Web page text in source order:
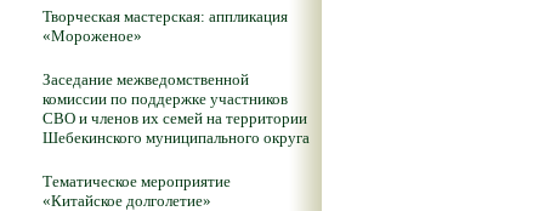
Творческая мастерская: аппликация
«Мороженое»
Заседание межведомственной
комиссии по поддержке участников
СВО и членов их семей на территории
Шебекинского муниципального округа
Тематическое мероприятие
«Китайское долголетие»